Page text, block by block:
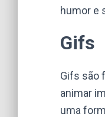
humor e
Gifs
Gifs são
animar
uma